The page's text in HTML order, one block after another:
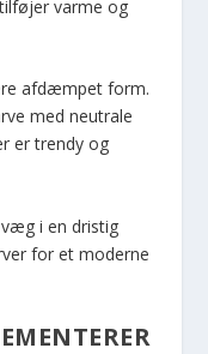
varme og
afdæmpet form.
med neutrale
er trendy og
i en dristig
for et moderne